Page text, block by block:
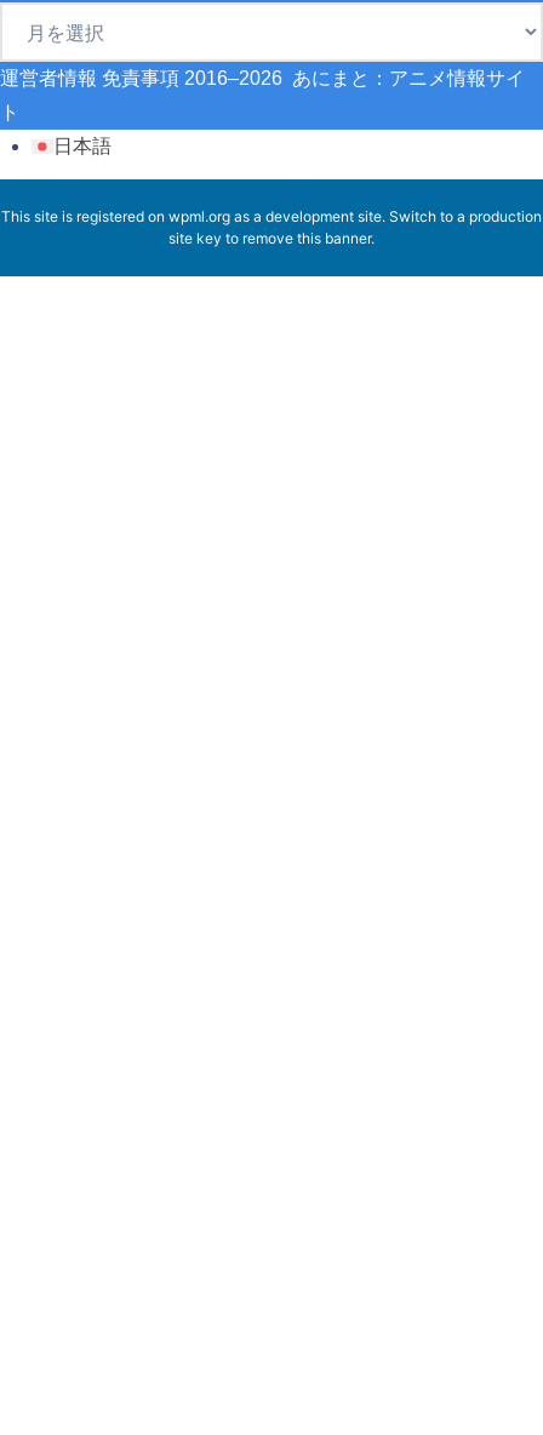
運営者情報 免責事項 2016–2026 あにまと：アニメ情報サイ
ト
日本語
This site is registered on wpml.org as a development site. Switch to a production
site key to remove this banner.